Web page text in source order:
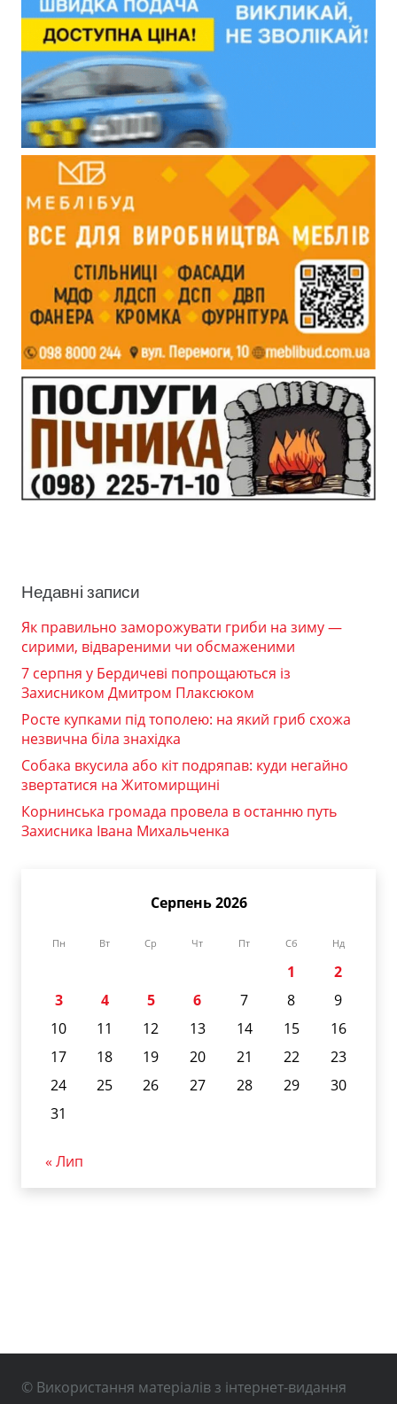
Недавні записи
Як правильно заморожувати гриби на зиму —
сирими, відвареними чи обсмаженими
7 серпня у Бердичеві попрощаються із
Захисником Дмитром Плаксюком
Росте купками під тополею: на який гриб схожа
незвична біла знахідка
Собака вкусила або кіт подряпав: куди негайно
звертатися на Житомирщині
Корнинська громада провела в останню путь
Захисника Івана Михальченка
Серпень 2026
Пн Вт Ср Чт Пт Сб Нд
1
2
3
4 5 6 7 8
9
10
11 12 13 14 15
16
17
18 19 20 21 22
23
24
25 26 27 28 29
30
31
« Лип
© Використання матеріалів з інтернет-видання